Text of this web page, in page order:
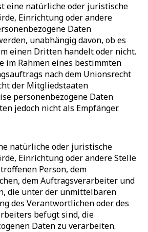
eine natürliche oder juristische
Einrichtung oder andere
Daten
unabhängig davon, ob es
einen Dritten handelt oder nicht.
im Rahmen eines bestimmten
nach dem Unionsrecht
der Mitgliedstaaten
personenbezogene Daten
jedoch nicht als Empfänger.
natürliche oder juristische
Einrichtung oder andere Stelle
Person, dem
dem Auftragsverarbeiter und
die unter der unmittelbaren
des Verantwortlichen oder des
befugt sind, die
Daten zu verarbeiten.